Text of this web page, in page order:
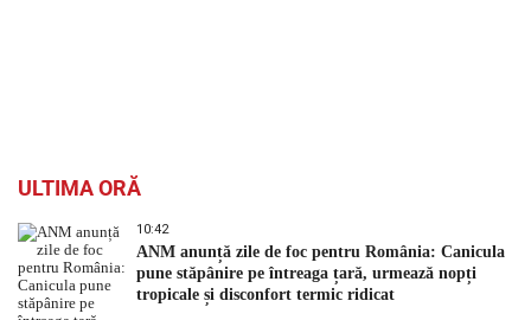
ULTIMA ORĂ
10:42
ANM anunță zile de foc pentru România: Canicula
pune stăpânire pe întreaga țară, urmează nopți
tropicale și disconfort termic ridicat